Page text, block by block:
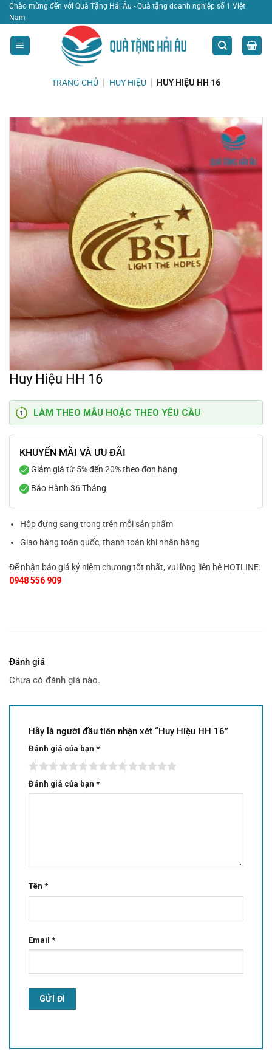
Bỏ
qua
nội
dung
Chào mừng đến với Quà Tặng Hải Âu - Quà tặng doanh nghiệp số 1 Việt
Nam
TRANG CHỦ HUY HIỆU HUY HIỆU HH 16
Huy Hiệu HH 16
LÀM THEO MẪU HOẶC THEO YÊU CẦU
KHUYẾN MÃI VÀ ƯU ĐÃI
Giảm giá từ 5% đến 20% theo đơn hàng
Bảo Hành 36 Tháng
Hộp đựng sang trọng trên mỗi sản phẩm
Giao hàng toàn quốc, thanh toán khi nhận hàng
Để nhận báo giá kỷ niệm chương tốt nhất, vui lòng liên hệ HOTLINE:
0948 556 909
Đánh giá
Chưa có đánh giá nào.
Hãy là người đầu tiên nhận xét “Huy Hiệu HH 16”
Đánh giá của bạn *
Đánh giá của bạn *
Tên *
Email *